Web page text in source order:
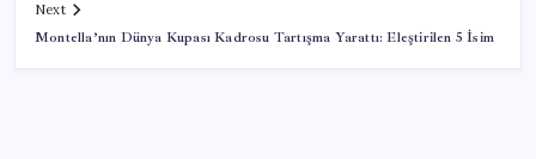
Next
Montella’nın Dünya Kupası Kadrosu Tartışma Yarattı: Eleştirilen 5 İsim